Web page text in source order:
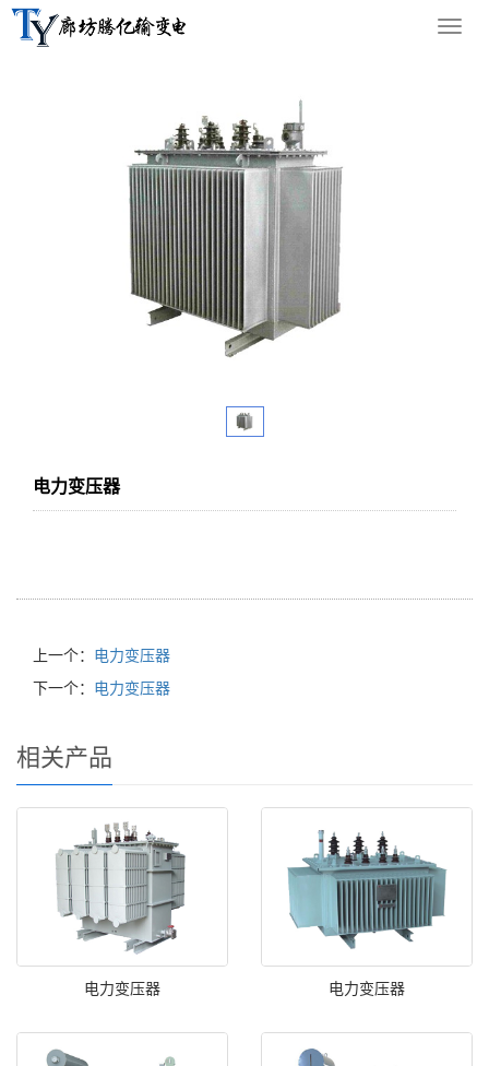
导
您的位置： 网站首页>
电力变压器
上一个： 电力变压器
下一个： 电力变压器
相关产品
电力变压器 电力变压器